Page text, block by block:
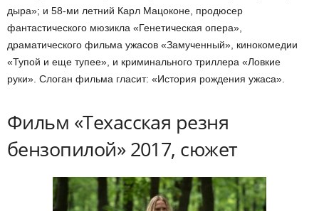
дыра»; и 58-ми летний Карл Мацоконе, продюсер
фантастического мюзикла «Генетическая опера»,
драматического фильма ужасов «Замученный», кинокомедии
«Тупой и еще тупее», и криминального триллера «Ловкие
руки». Слоган фильма гласит: «История рождения ужаса».
Фильм «Техасская резня
бензопилой» 2017, сюжет